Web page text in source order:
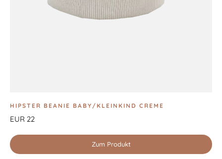
HIPSTER BEANIE BABY/KLEINKIND CREME
EUR 22
Zum Produkt